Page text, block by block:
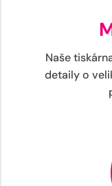
Naše
detaily o